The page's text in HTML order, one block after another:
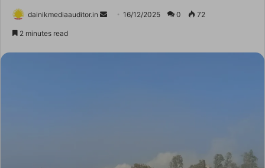
dainikmediaauditor.in
Send16/12/2025 0 72
2 minutes read